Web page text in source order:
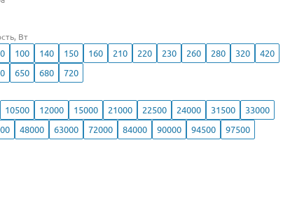
Вт
100 140 150 160 210 220 230 260 280 320
420
650 680 720
10500 12000 15000 21000 22500 24000 31500
33000
48000 63000 72000 84000 90000 94500
97500